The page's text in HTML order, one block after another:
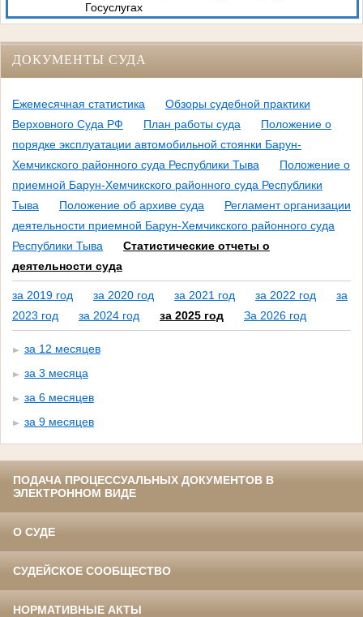
Госуслугах
ДОКУМЕНТЫ СУДА
Ежемесячная статистика
Обзоры судебной практики
Верховного Суда РФ
План работы суда
Положение о
порядке эксплуатации автомобильной стоянки Барун-
Хемчикского районного суда Республики Тыва
Положение о
приемной Барун-Хемчикского районного суда Республики
Тыва
Положение об архиве суда
Регламент организации
деятельности приемной Барун-Хемчикского районного суда
Республики Тыва
Статистические отчеты о
деятельности суда
за 2019 год за 2020 год за 2021 год за 2022 год
за
2023 год
за 2024 год за 2025 год За 2026 год
за 12 месяцев
за 3 месяца
за 6 месяцев
за 9 месяцев
ПОДАЧА ПРОЦЕССУАЛЬНЫХ ДОКУМЕНТОВ В
ЭЛЕКТРОННОМ ВИДЕ
О СУДЕ
СУДЕЙСКОЕ СООБЩЕСТВО
НОРМАТИВНЫЕ АКТЫ